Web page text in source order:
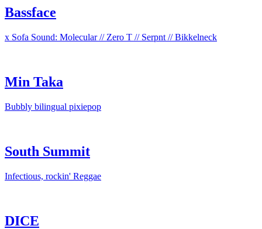
Bassface
x Sofa Sound: Molecular // Zero T // Serpnt // Bikkelneck
Min Taka
Bubbly bilingual pixiepop
South Summit
Infectious, rockin' Reggae
DICE